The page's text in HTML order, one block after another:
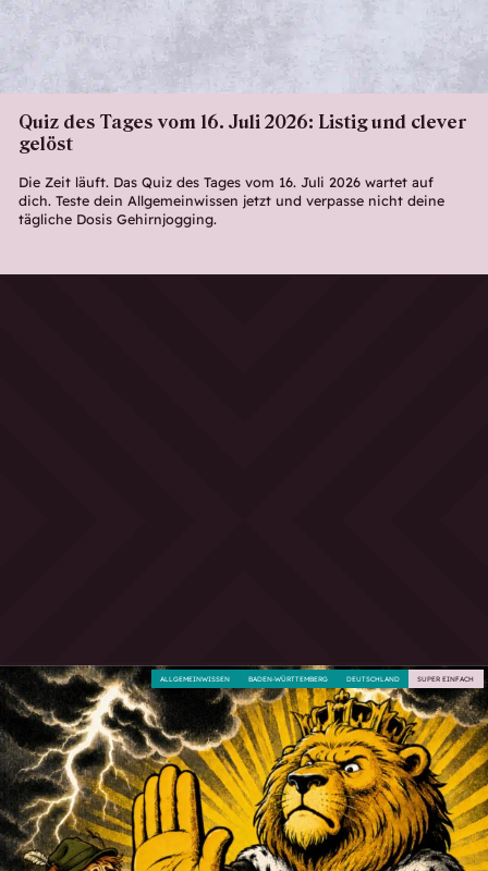
Quiz des Tages vom 16. Juli 2026: Listig und clever
gelöst
Die Zeit läuft. Das Quiz des Tages vom 16. Juli 2026 wartet auf
dich. Teste dein Allgemeinwissen jetzt und verpasse nicht deine
tägliche Dosis Gehirnjogging.
SUPER EINFACH
DEUTSCHLAND
BADEN-WÜRTTEMBERG
ALLGEMEINWISSEN